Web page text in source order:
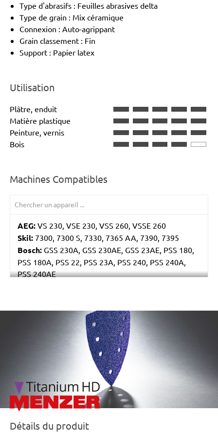
Type d'abrasifs : Feuilles abrasives delta
Type de grain : Mix céramique
Connexion : Auto-agrippant
Grain classement : Fin
Support : Papier latex
Utilisation
Plâtre, enduit
Matière plastique
Peinture, vernis
Bois
Machines Compatibles
AEG: VS 230, VSE 230, VSS 260, VSSE 260
Skil: 7300, 7300 S, 7330, 7365 AA, 7390, 7395
Bosch: GSS 230A, GSS 230AE, GSS 23AE, PSS 180,
PSS 180A, PSS 22, PSS 23A, PSS 240, PSS 240A,
PSS 240AE
Metabo:SR 4350
KA175, KA186, KA186E
LRS 93 G, LRS 93 M, RS 3, RS 3 E,
RS 3 E-Plus, RS 3 E-SFE, RS 3 E-STF, RS 300, RS 300
EQ, RS 300 Q, RS 3-Plus, RS 3-SFE, RS 3-STF, RS 4 E-
STF, RS 4-STF
/marketing/parallax/menzer/parallax_logos/
Détails du produit